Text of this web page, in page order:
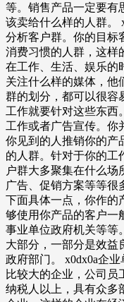
等。销售产品一定要有
该卖给什么样的人群。
分析客户群。你的目标
消费习惯的人群，这样
在工作、生活、娱乐的
关注什么样的媒体，他
群的划分，都可以很容
工作就要针对这些东西
工作或者广告宣传。你
你见到的人推销你的产
的人群。针对于你的工
户群大多聚集在什么场
广告、促销方案等等很
下面具体一点，你作的
够使用你产品的客户一
事业单位政府机关等等
大部分，一部分是效益
政府部门。 x0dx0a企
比较大的企业，公司员
纳税人以上，具有众多